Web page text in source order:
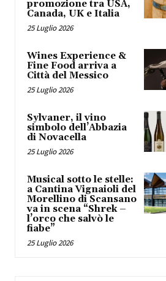
promozione tra USA,
Canada, UK e Italia
25 Luglio 2026
Wines Experience &
Fine Food arriva a
Città del Messico
25 Luglio 2026
Sylvaner, il vino
simbolo dell’Abbazia
di Novacella
25 Luglio 2026
Musical sotto le stelle:
a Cantina Vignaioli del
Morellino di Scansano
va in scena “Shrek –
l’orco che salvò le
fiabe”
25 Luglio 2026